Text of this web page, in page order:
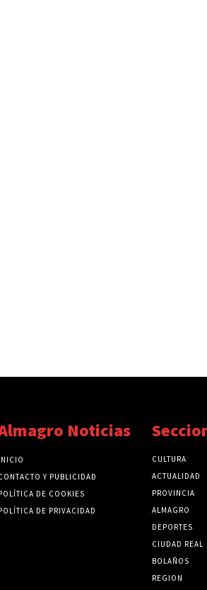
Noticias
Y PUBLICIDAD
DE COOKIES
DE PRIVACIDAD
CULTURA
ACTUALIDAD
PROVINCIA
ALMAGRO
DEPORTES
CIUDAD REAL
BOLAÑOS
REGION